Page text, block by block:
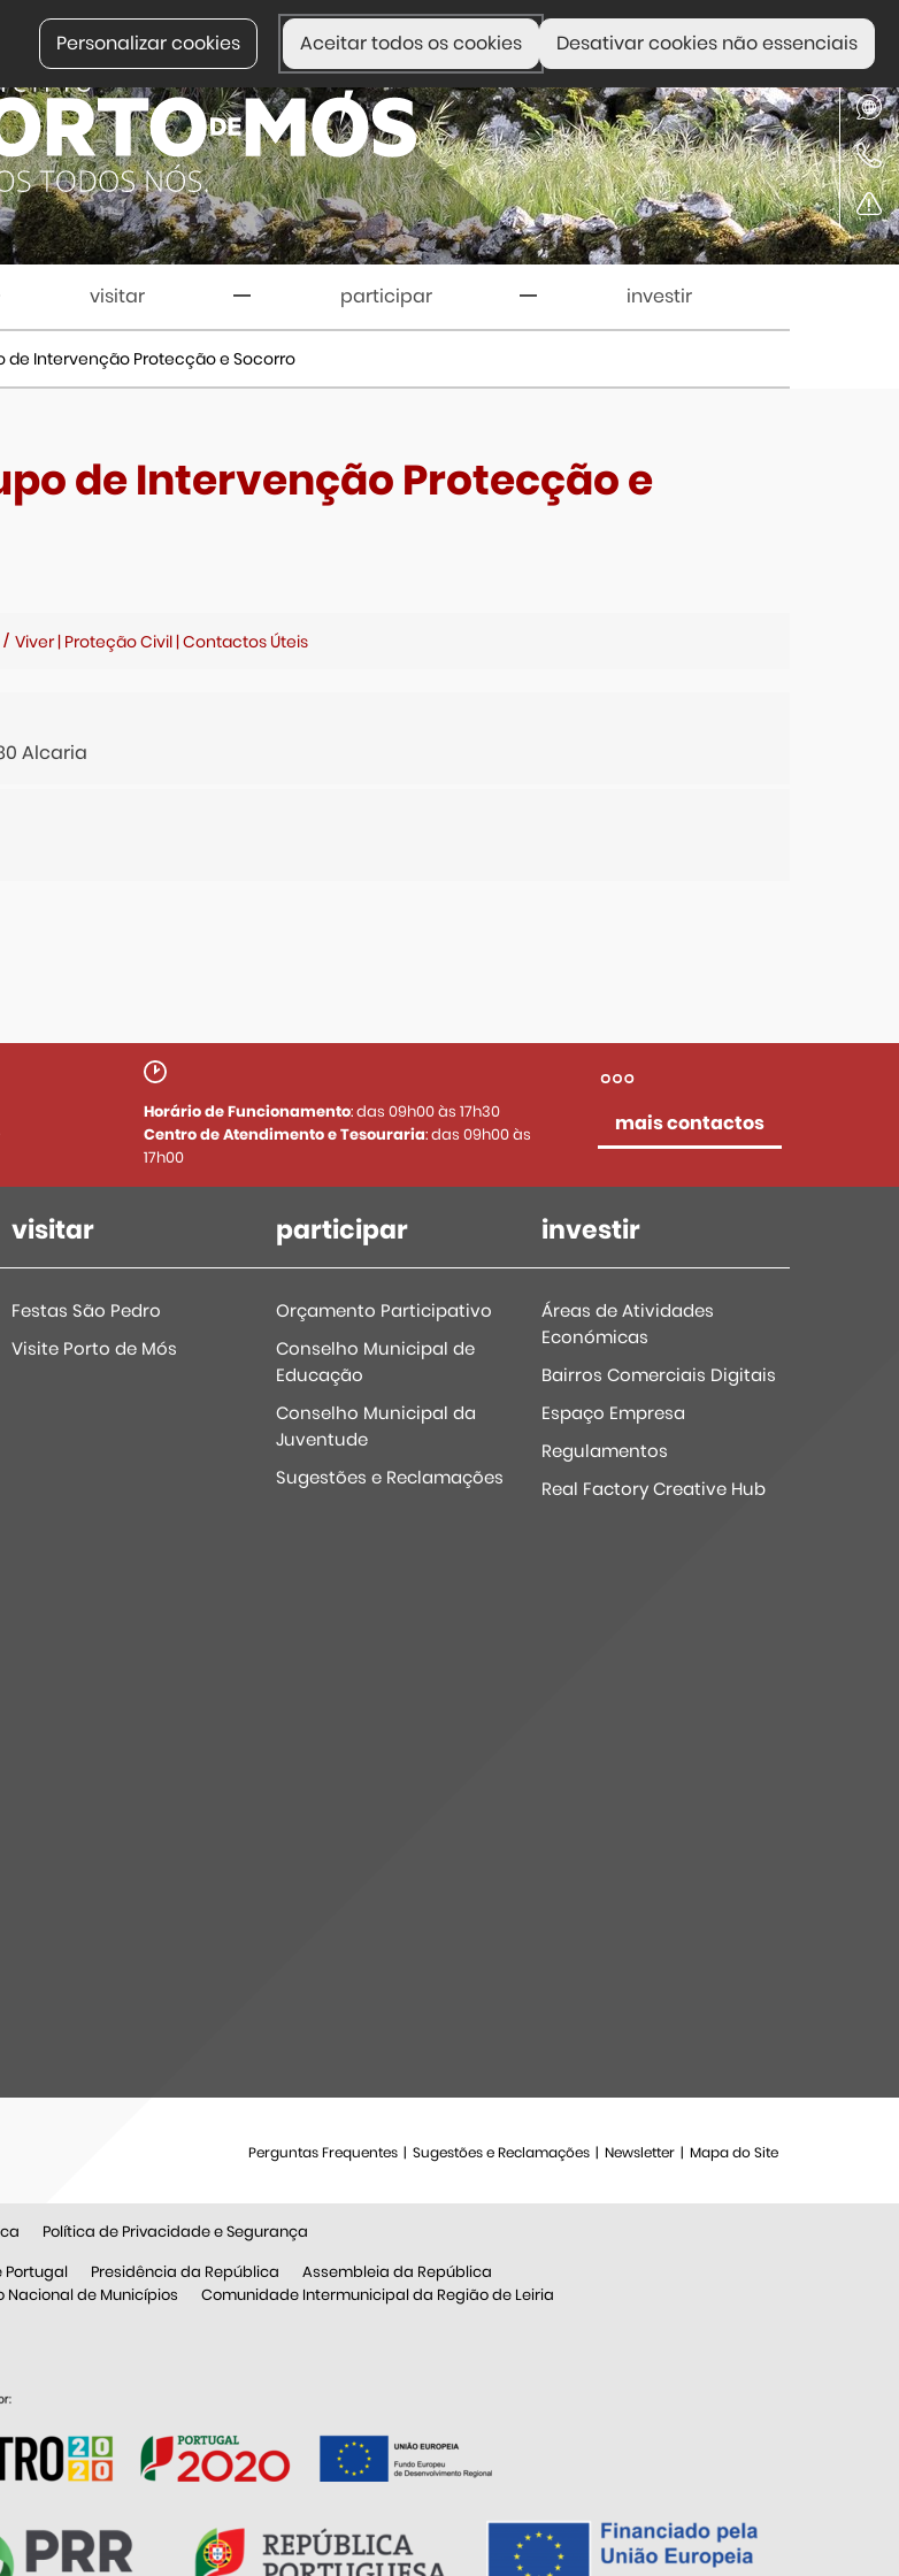
Personalizar cookies Aceitar todos os cookies Desativar cookies não essenciais
visitar participar investir
de Intervenção Protecção e Socorro
de Intervenção Protecção e
Viver | Proteção Civil | Contactos Úteis
Alcaria
Horário de Funcionamento: das 09h00 às 17h30
Centro de Atendimento e Tesouraria: das 09h00 às
17h00
mais contactos
visitar
Festas São Pedro
Visite Porto de Mós
participar
Orçamento Participativo
Conselho Municipal de
Educação
Conselho Municipal da
Juventude
Sugestões e Reclamações
investir
Áreas de Atividades
Económicas
Bairros Comerciais Digitais
Espaço Empresa
Regulamentos
Real Factory Creative Hub
Perguntas Frequentes Sugestões e Reclamações Newsletter Mapa do Site
Política de Privacidade e Segurança
Portugal
Presidência da República
Assembleia da República
Nacional de Municípios
Comunidade Intermunicipal da Região de Leiria